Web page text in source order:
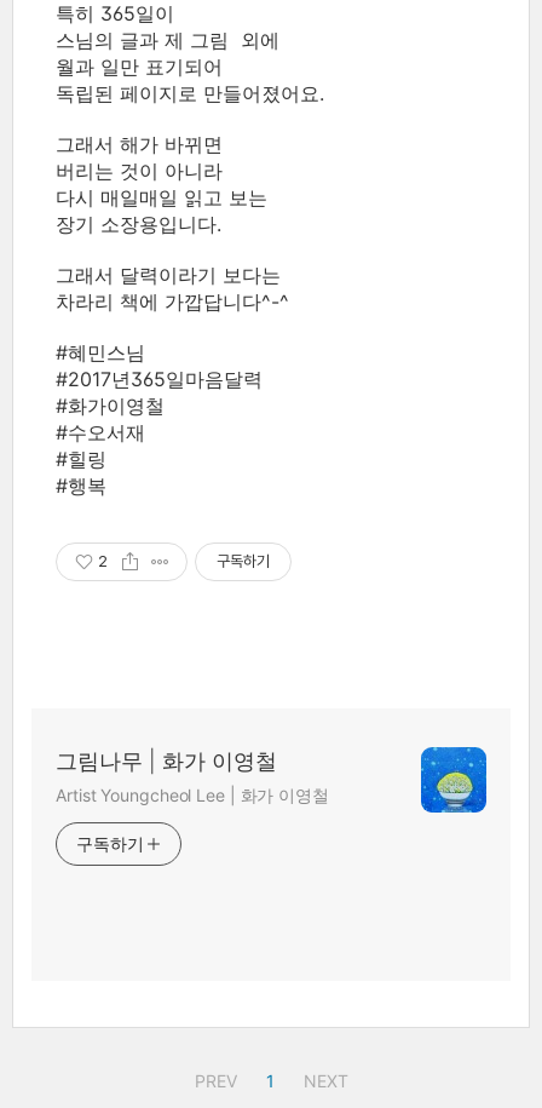
특히 365일이
스님의 글과 제 그림 외에
월과 일만 표기되어
독립된 페이지로 만들어졌어요.
그래서 해가 바뀌면
버리는 것이 아니라
다시 매일매일 읽고 보는
장기 소장용입니다.
그래서 달력이라기 보다는
차라리 책에 가깝답니다^-^
#혜민스님
#2017년365일마음달력
#화가이영철
#수오서재
#힐링
#행복
2 구독하기
그림나무 | 화가 이영철
Artist Youngcheol Lee | 화가 이영철
구독하기
PREV 1 NEXT